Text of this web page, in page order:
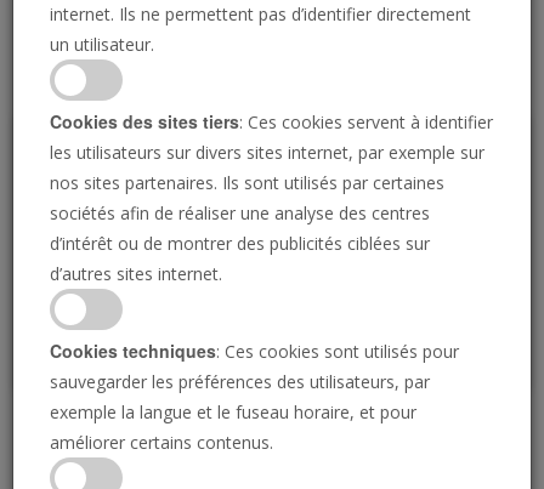
Regarder l’émission
P
La Californie est-elle
internet. Ils ne permettent pas d’identifier directement
un utilisateur.
Cookies des sites tiers: Ces cookies servent à identifier
les utilisateurs sur divers sites internet, par exemple sur
nos sites partenaires. Ils sont utilisés par certaines
sociétés afin de réaliser une analyse des centres
d’intérêt ou de montrer des publicités ciblées sur
d’autres sites internet.
Cookies techniques: Ces cookies sont utilisés pour
sauvegarder les préférences des utilisateurs, par
exemple la langue et le fuseau horaire, et pour
améliorer certains contenus.